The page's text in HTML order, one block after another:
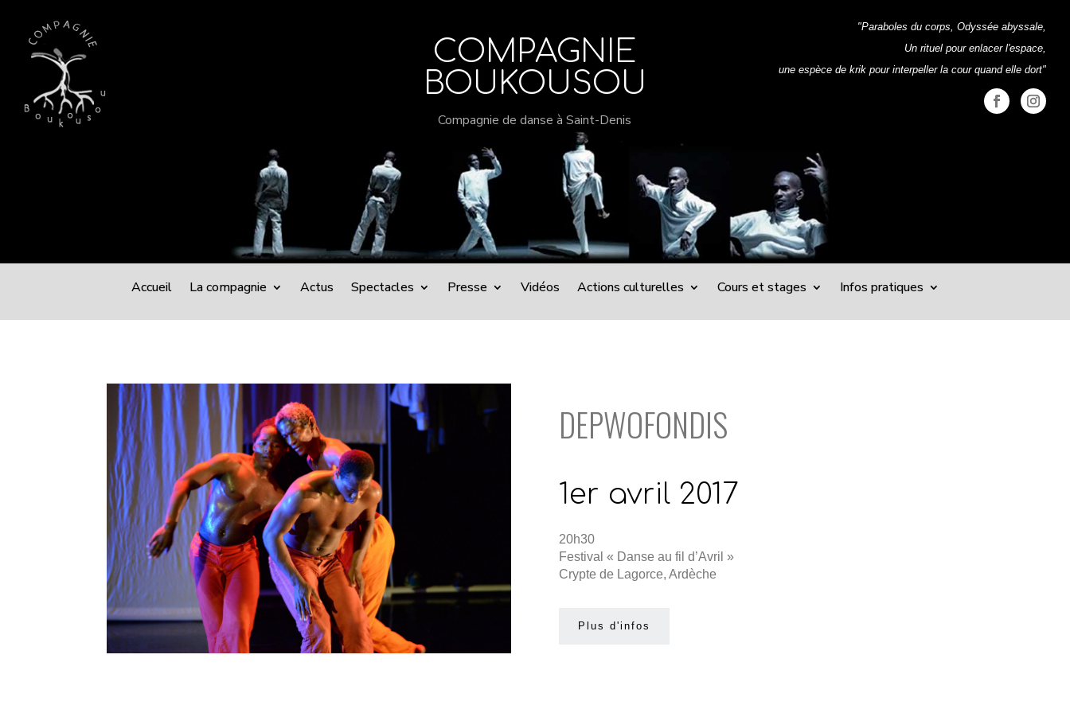
COMPAGNIE
BOUKOUSOU
Compagnie de danse à Saint-Denis
"Paraboles du corps, Odyssée abyssale,
Un rituel pour enlacer l'espace,
une espèce de krik pour interpeller la cour quand elle dort"
Accueil La compagnie Actus Spectacles Presse Vidéos Actions culturelles Cours et stages Infos pratiques
DEPWOFONDIS
1er avril 2017
20h30
Festival « Danse au fil d’Avril »
Crypte de Lagorce, Ardèche
Plus d'infos